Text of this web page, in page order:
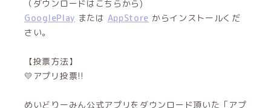
（ダウンロードはこちらから)
GooglePlay または AppStore からインストールくだ
さい。
【投票方法】
💛アプリ投票!!
めいどりーみん公式アプリをダウンロード頂いた「アプ